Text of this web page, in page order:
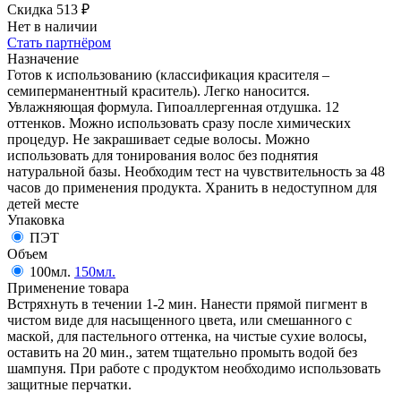
Скидка 513 ₽
Нет в наличии
Стать партнёром
Назначение
Готов к использованию (классификация красителя –
семиперманентный краситель). Легко наносится.
Увлажняющая формула. Гипоаллергенная отдушка. 12
оттенков. Можно использовать сразу после химических
процедур. Не закрашивает седые волосы. Можно
использовать для тонирования волос без поднятия
натуральной базы. Необходим тест на чувствительность за 48
часов до применения продукта. Хранить в недоступном для
детей месте
Упаковка
ПЭТ
Объем
100мл. 150мл.
Применение товара
Встряхнуть в течении 1-2 мин. Нанести прямой пигмент в
чистом виде для насыщенного цвета, или смешанного с
маской, для пастельного оттенка, на чистые сухие волосы,
оставить на 20 мин., затем тщательно промыть водой без
шампуня. При работе с продуктом необходимо использовать
защитные перчатки.